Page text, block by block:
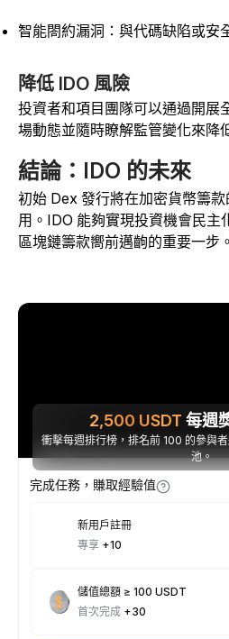
智能閤約漏洞：與代碼缺陷或安
降低 IDO 風險
投資者和項目團隊可以通過開展
場動態並隨時瞭解監管變化來降
結論：IDO 的未來
初始 Dex 發行將在加密貨幣籌
用。IDO 能夠實現投資機會民主
區塊鏈籌款嚮前邁齣的重要一步。
2,500 USDT 每週
衝擊每週排行榜，排名前 100 的參與
池。
完成任務，賺取經驗值
新用戶註冊
專享 +10
儲值總額 ≥ 100 USDT
首次完成 +30